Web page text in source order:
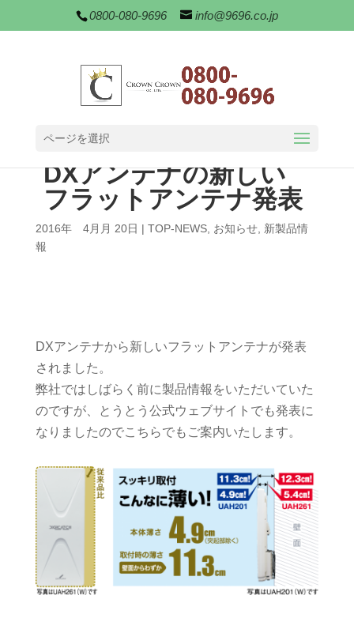
0800-080-9696 info@9696.co.jp
ページを選択
DXアンテナの新しい
フラットアンテナ発表
2016年 4月月 20日 | TOP-NEWS, お知らせ, 新製品情
報
DXアンテナから新しいフラットアンテナが発表
されました。
弊社ではしばらく前に製品情報をいただいていた
のですが、とうとう公式ウェブサイトでも発表に
なりましたのでこちらでもご案内いたします。